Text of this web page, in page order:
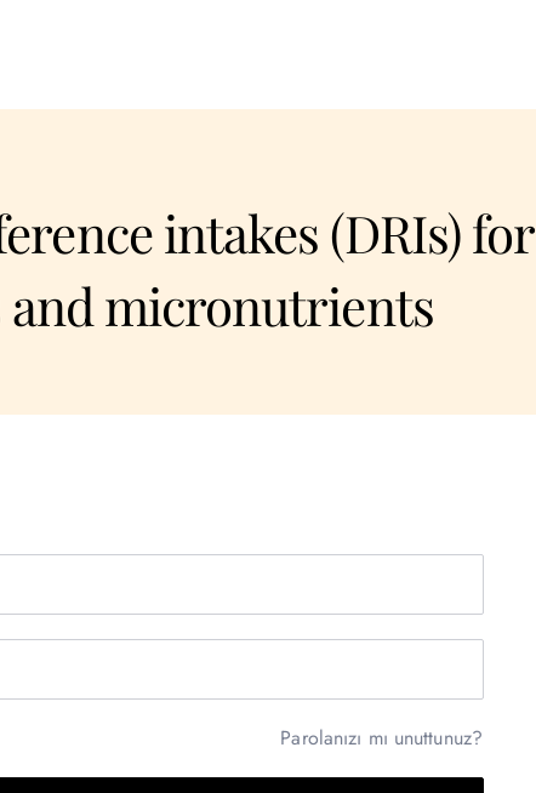
intakes (DRIs) for
micronutrients
Parolanızı mı unuttunuz?